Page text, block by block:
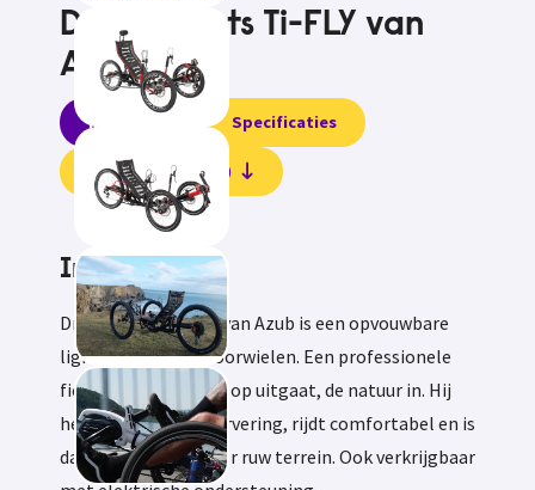
Driewielfiets Ti-FLY van
Azub
Informatie Specificaties
Beoordelingen (0)
Informatie
Driewielfiets Ti-FLY van Azub is een opvouwbare
ligfiets met twee voorwielen. Een professionele
fiets voor wie er veel op uitgaat, de natuur in. Hij
heeft voor- en achtervering, rijdt comfortabel en is
daarom geschikt voor ruw terrein. Ook verkrijgbaar